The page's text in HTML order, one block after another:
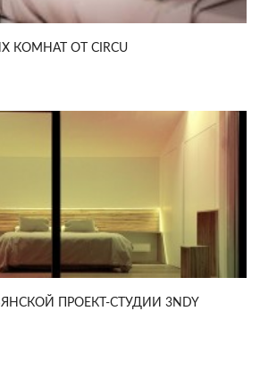
КОМНАТ ОТ CIRCU
ПРОЕКТ-СТУДИИ 3NDY